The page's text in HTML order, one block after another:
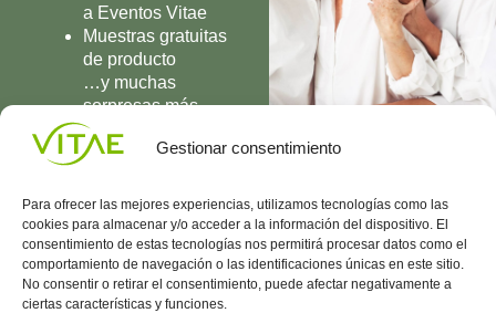
Gestionar consentimiento
Para ofrecer las mejores experiencias, utilizamos tecnologías como las
cookies para almacenar y/o acceder a la información del dispositivo. El
consentimiento de estas tecnologías nos permitirá procesar datos como el
comportamiento de navegación o las identificaciones únicas en este sitio.
No consentir o retirar el consentimiento, puede afectar negativamente a
ciertas características y funciones.
a Eventos Vitae
Muestras gratuitas
de producto
…y muchas
sorpresas más
UNIRME
Conocenos
Vitae
Política
de
(+34)
935